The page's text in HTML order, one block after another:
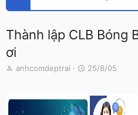
Thành lập CLB Bóng
ơi
T
e
a
anhcomdeptrai
N
y
g
25/8/05